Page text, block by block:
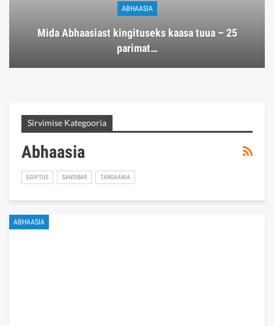
ABHAASIA
Mida Abhaasiast kingituseks kaasa tuua – 25
parimat…
Sirvimise Kategooria
Abhaasia
EGIPTUS SANSIBAR TANSAANIA
ABHAASIA